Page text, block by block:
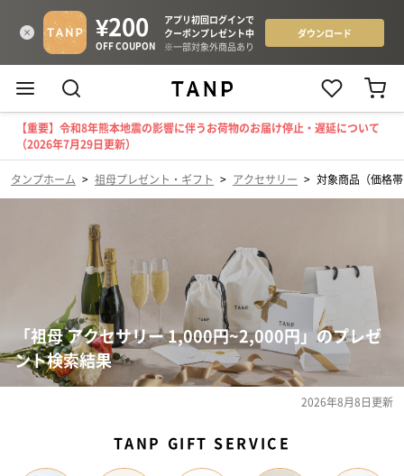
【重要】令和8年熊本地震の影響に伴うお荷物のお届け停止・遅延について
（2026年7月29日更新）
タンプホーム > 祖母プレゼント・ギフト > アクセサリー > 対象商品（価格
「祖母 アクセサリー 1,000円~2,000円」のプレゼ
ント検索結果
2026年8月8日更新
TANP GIFT SERVICE